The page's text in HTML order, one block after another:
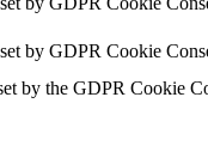
by GDPR Cookie
by the GDPR Cookie